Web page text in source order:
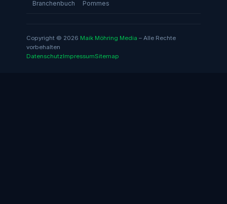
Branchenbuch
Pommes
Copyright © 2026 Maik Möhring Media – Alle Rechte
vorbehalten
DatenschutzImpressumSitemap